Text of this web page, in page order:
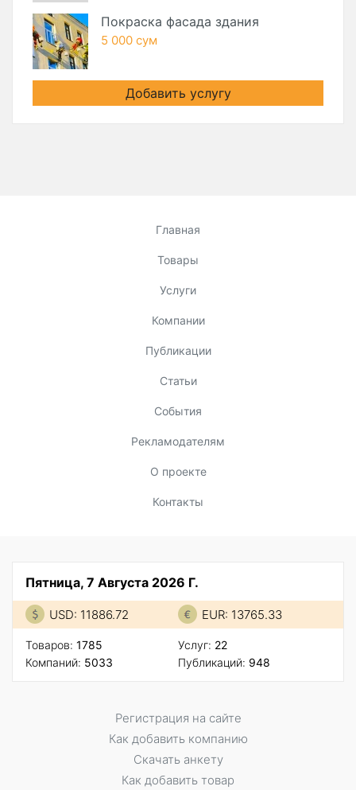
Покраска фасада здания
5 000 сум
Добавить услугу
Главная
Товары
Услуги
Компании
Публикации
Статьи
События
Рекламодателям
О проекте
Контакты
Пятница, 7 Августа 2026 Г.
USD: 11886.72 EUR: 13765.33
Товаров: 1785
Компаний: 5033
Услуг: 22
Публикаций: 948
Регистрация на сайте
Как добавить компанию
Скачать анкету
Как добавить товар